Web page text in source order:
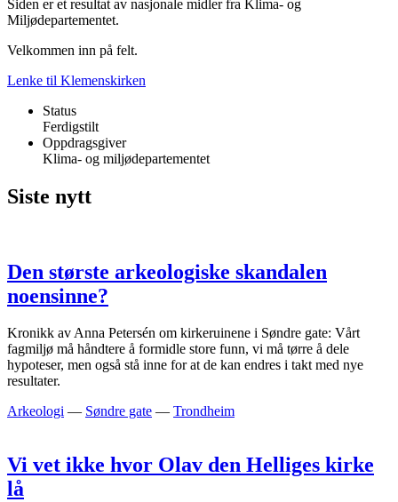
Siden er et resultat av nasjonale midler fra Klima- og
Miljødepartementet.
Velkommen inn på felt.
Lenke til Klemenskirken
Status
Ferdigstilt
Oppdragsgiver
Klima- og miljødepartementet
Siste nytt
Den største arkeologiske skandalen
noensinne?
Kronikk av Anna Petersén om kirkeruinene i Søndre gate: Vårt
fagmiljø må håndtere å formidle store funn, vi må tørre å dele
hypoteser, men også stå inne for at de kan endres i takt med nye
resultater.
Arkeologi — Søndre gate — Trondheim
Vi vet ikke hvor Olav den Helliges kirke
lå